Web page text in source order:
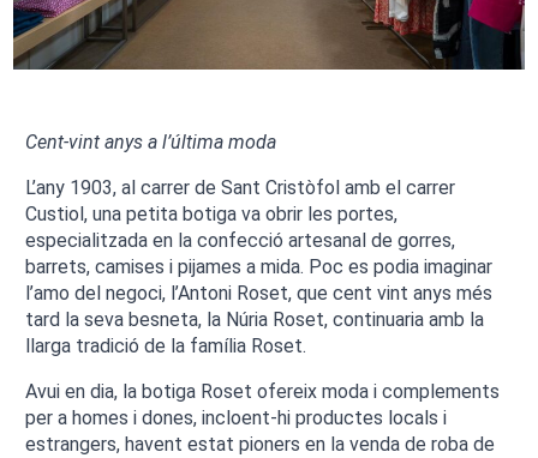
Cent-vint anys a l’última moda
L’any 1903, al carrer de Sant Cristòfol amb el carrer
Custiol, una petita botiga va obrir les portes,
especialitzada en la confecció artesanal de gorres,
barrets, camises i pijames a mida. Poc es podia imaginar
l’amo del negoci, l’Antoni Roset, que cent vint anys més
tard la seva besneta, la Núria Roset, continuaria amb la
llarga tradició de la família Roset.
Avui en dia, la botiga Roset ofereix moda i complements
per a homes i dones, incloent-hi productes locals i
estrangers, havent estat pioners en la venda de roba de